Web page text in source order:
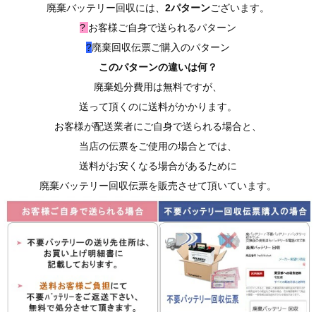
廃棄バッテリー回収には、 2パターンございます。
? お客様ご自身で送られるパターン
?廃棄回収伝票ご購入のパターン
このパターンの違いは何？
廃棄処分費用は無料ですが、
送って頂くのに送料がかかります。
お客様が配送業者にご自身で送られる場合と、
当店の伝票をご使用の場合とでは、
送料がお安くなる場合があるために
廃棄バッテリー回収伝票を販売させて頂いています。